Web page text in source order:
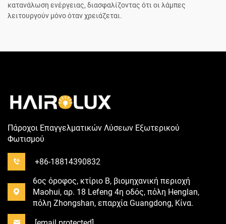
κατανάλωση ενέργειας, διασφαλίζοντας ότι οι λάμπες
λειτουργούν μόνο όταν χρειάζεται.
Πάροχοι Επαγγελματικών Λύσεων Εξωτερικού
Φωτισμού
+86-18814390832
6ος όροφος, κτίριο B, βιομηχανική περιοχή
Maohui, αρ. 18 Lefeng 4η οδός, πόλη Henglan,
πόλη Zhongshan, επαρχία Guangdong, Κίνα.